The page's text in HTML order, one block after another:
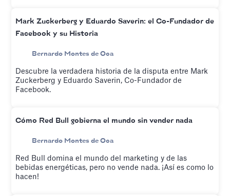
Mark Zuckerberg y Eduardo Saverin: el Co-Fundador de
Facebook y su Historia
Bernardo Montes de Oca
Descubre la verdadera historia de la disputa entre Mark
Zuckerberg y Eduardo Saverin, Co-Fundador de
Facebook.
Cómo Red Bull gobierna el mundo sin vender nada
Bernardo Montes de Oca
Red Bull domina el mundo del marketing y de las
bebidas energéticas, pero no vende nada. ¡Así es como lo
hacen!